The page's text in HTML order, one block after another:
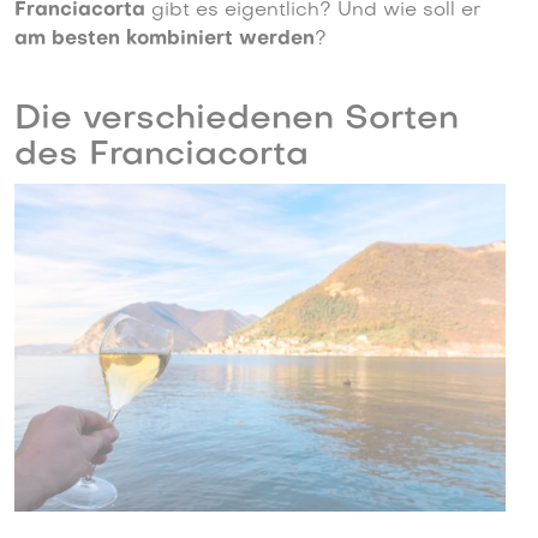
Franciacorta gibt es eigentlich? Und wie soll er
am besten kombiniert werden?
Die verschiedenen Sorten
des Franciacorta